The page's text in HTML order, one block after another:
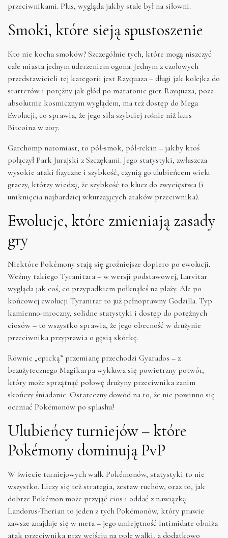
przeciwnikami. Plus, wygląda jakby stale był na siłowni.
Smoki, które sieją spustoszenie
Kto nie kocha smoków? Szczególnie tych, które mogą niszczyć
całe miasta jednym uderzeniem ogona. Jednym z czołowych
przedstawicieli tej kategorii jest Rayquaza – długi jak kolejka do
starterów i potężny jak głód po maratonie gier. Rayquaza, poza
absolutnie kosmicznym wyglądem, ma też dostęp do Mega
Ewolucji, co sprawia, że jego siła szybciej rośnie niż kurs
Bitcoina w 2017.
Garchomp natomiast, to pół-smok, pół-rekin – jakby ktoś
połączył Park Jurajski z Szczękami. Jego statystyki, zwłaszcza
wysokie ataki fizyczne i szybkość, czynią go ulubieńcem wielu
graczy, którzy wiedzą, że szybkość to klucz do zwycięstwa (i
uniknięcia najbardziej wkurzających ataków przeciwnika).
Ewolucje, które zmieniają zasady
gry
Niektóre Pokémony stają się groźniejsze dopiero po ewolucji.
Weźmy takiego Tyranitara – w wersji podstawowej, Larvitar
wygląda jak coś, co przypadkiem połknąłeś na plaży. Ale po
końcowej ewolucji Tyranitar to już pełnoprawny Godzilla. Typ
kamienno-mroczny, solidne statystyki i dostęp do potężnych
ciosów – to wszystko sprawia, że jego obecność w drużynie
przeciwnika przyprawia o gęsią skórkę.
Równie „epicką” przemianę przechodzi Gyarados – z
bezużytecznego Magikarpa wykluwa się powietrzny potwór,
który może sprzątnąć połowę drużyny przeciwnika zanim
skończy śniadanie. Ostateczny dowód na to, że nie powinno się
oceniać Pokémonów po splashu!
Ulubieńcy turniejów – które
Pokémony dominują PvP
W świecie turniejowych walk Pokémonów, statystyki to nie
wszystko. Liczy się też strategia, zestaw ruchów, oraz to, jak
dobrze Pokémon może przyjąć cios i oddać z nawiązką.
Landorus-Therian to jeden z tych Pokémonów, który prawie
zawsze znajduje się w meta – jego umiejętność Intimidate obniża
atak przeciwnika przy wejściu na pole walki, a dodatkowo